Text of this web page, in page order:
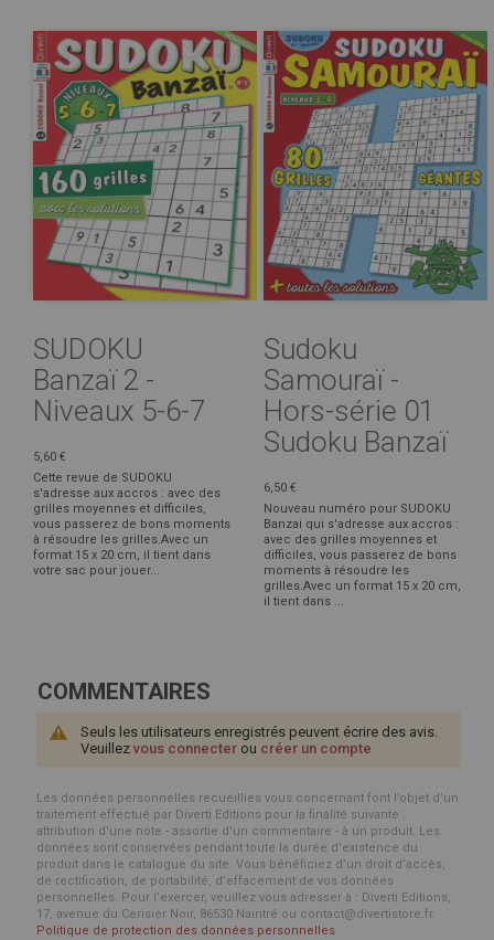
SUDOKU
Banzaï 2 -
Niveaux 5-6-7
5,60 €
Cette revue de SUDOKU
s'adresse aux accros : avec des
grilles moyennes et difficiles,
vous passerez de bons moments
à résoudre les grilles.Avec un
format 15 x 20 cm, il tient dans
votre sac pour jouer...
Sudoku
Samouraï -
Hors-série 01
Sudoku Banzaï
6,50 €
Nouveau numéro pour SUDOKU
Banzai qui s'adresse aux accros :
avec des grilles moyennes et
difficiles, vous passerez de bons
moments à résoudre les
grilles.Avec un format 15 x 20 cm,
il tient dans ...
COMMENTAIRES
Seuls les utilisateurs enregistrés peuvent écrire des avis.
Veuillez vous connecter ou créer un compte
Les données personnelles recueillies vous concernant font l’objet d’un
traitement effectué par Diverti Editions pour la finalité suivante :
attribution d'une note - assortie d'un commentaire - à un produit. Les
données sont conservées pendant toute la durée d'existence du
produit dans le catalogue du site. Vous bénéficiez d’un droit d’accès,
de rectification, de portabilité, d’effacement de vos données
personnelles. Pour l’exercer, veuillez vous adresser à : Diverti Editions,
17, avenue du Cerisier Noir, 86530 Naintré ou contact@divertistore.fr.
Politique de protection des données personnelles